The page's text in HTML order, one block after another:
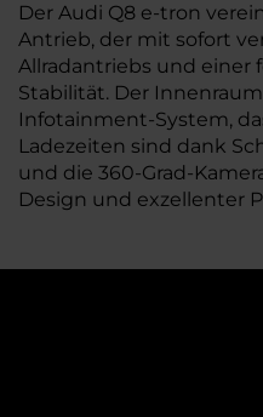
Der Audi Q8 e-tron
Antrieb, der mit sofort
Allradantriebs und einer
Stabilität. Der
Infotainment-System,
Ladezeiten sind dank
und die 360-Grad-
Design und exzellenter